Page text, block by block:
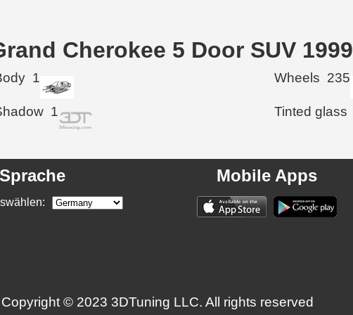
Cherokee 5 Door SUV 1999
1 Wheels 235
1 Tinted glass
Sprache Mobile Apps
Copyright © 2023 3DTuning LLC. All rights reserved